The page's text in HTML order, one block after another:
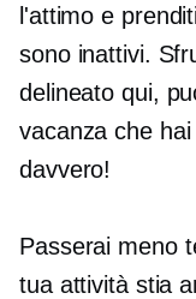
l'attimo e
sono inattivi.
delineato qui,
vacanza che
davvero!
Passerai meno
tua attività stia